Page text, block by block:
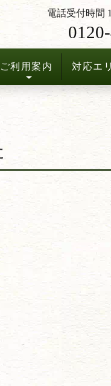
ご利用案内 対応エ
電話受付時間